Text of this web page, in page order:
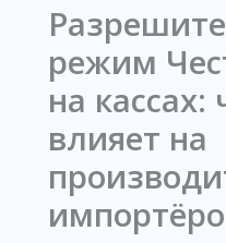
режим
на кассах:
влияет на